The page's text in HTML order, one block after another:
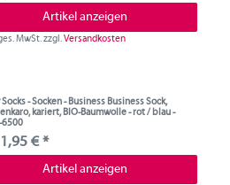
Artikel anzeigen
MwSt.zzgl.Versandkosten
Socks - Socken - Business Business Sock,
kariert, BIO-Baumwolle - rot / blau -
6500
€ *
Artikel anzeigen